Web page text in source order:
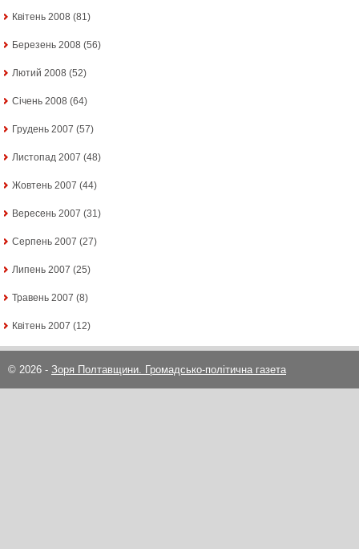
Квітень 2008 (81)
Березень 2008 (56)
Лютий 2008 (52)
Січень 2008 (64)
Грудень 2007 (57)
Листопад 2007 (48)
Жовтень 2007 (44)
Вересень 2007 (31)
Серпень 2007 (27)
Липень 2007 (25)
Травень 2007 (8)
Квітень 2007 (12)
© 2026 - Зоря Полтавщини. Громадсько-політична газета